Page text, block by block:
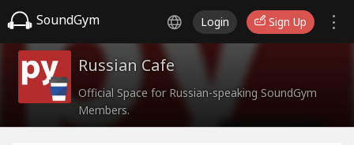
SoundGym Login Sign Up
Russian Cafe
Official Space for Russian-speaking SoundGym
Members.